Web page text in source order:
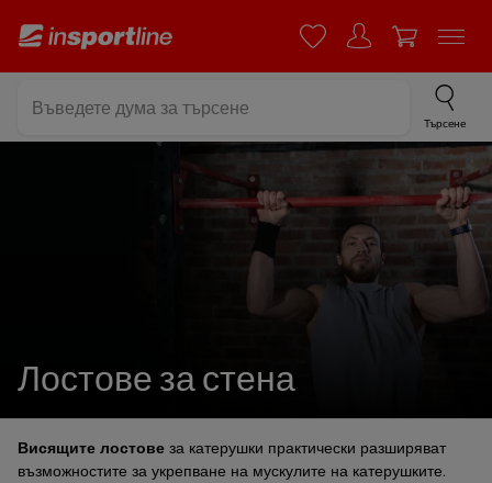
Търсене
Лостове за стена
Висящите лостове за катерушки практически разширяват
възможностите за укрепване на мускулите на катерушките.